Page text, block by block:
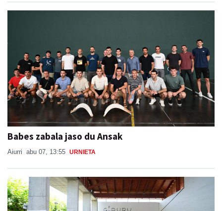
Babes zabala jaso du Ansak
Aiurri abu 07, 13:55 URNIETA